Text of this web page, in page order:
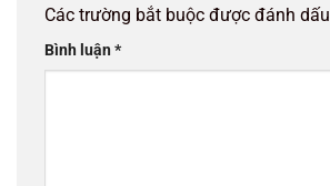
Các trường bắt buộc được đánh dấu
Bình luận*